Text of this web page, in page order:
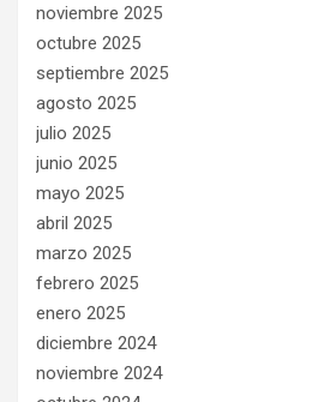
noviembre 2025
octubre 2025
septiembre 2025
agosto 2025
julio 2025
junio 2025
mayo 2025
abril 2025
marzo 2025
febrero 2025
enero 2025
diciembre 2024
noviembre 2024